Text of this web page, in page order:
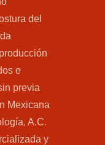
del
e
previa
Mexicana
A.C.
y